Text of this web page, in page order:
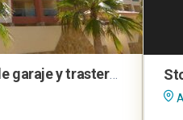
Subasta de plaza de garaje y trastero en El Ejido (Almería)